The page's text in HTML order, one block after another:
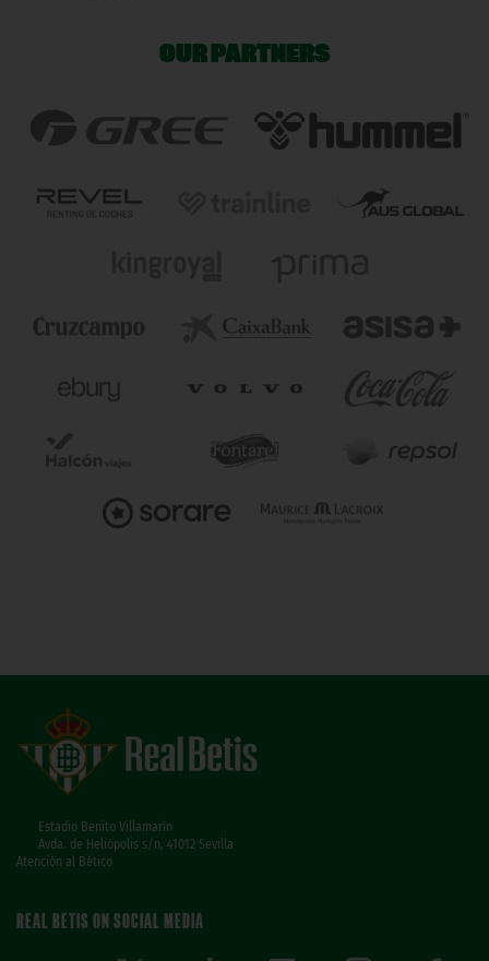
OUR PARTNERS
Estadio Benito Villamarín
Avda. de Heliópolis s/n, 41012 Sevilla
Atención al Bético
REAL BETIS ON SOCIAL MEDIA